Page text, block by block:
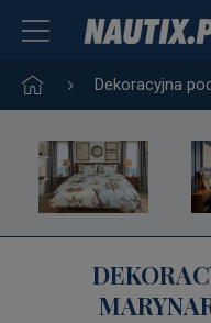
Dekoracyjna